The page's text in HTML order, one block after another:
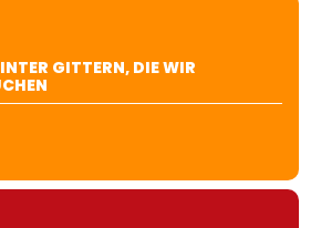
GITTERN, DIE WIR